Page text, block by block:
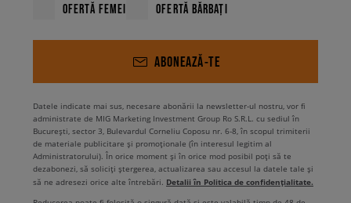
OFERTĂ FEMEI OFERTĂ BĂRBAȚI
ABONEAZĂ-TE
Datele indicate mai sus, necesare abonării la newsletter-ul nostru, vor fi
administrate de MIG Marketing Investment Group Ro S.R.L. cu sediul în
București, sector 3, Bulevardul Corneliu Coposu nr. 6-8, în scopul trimiterii
de materiale publicitare și promoționale (în interesul legitim al
Administratorului). În orice moment și în orice mod posibil poți să te
dezabonezi, să soliciți ștergerea, actualizarea sau accesul la datele tale și
să ne adresezi orice alte întrebări. Detalii în Politica de confidențialitate.